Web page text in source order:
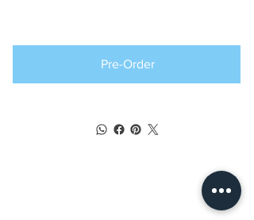
Pre-Order